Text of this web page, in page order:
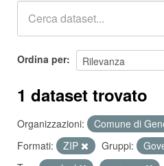
Ordina per
1 dataset trovato
Organizzazioni:
Comune di
Formati:
ZIP Gruppi: